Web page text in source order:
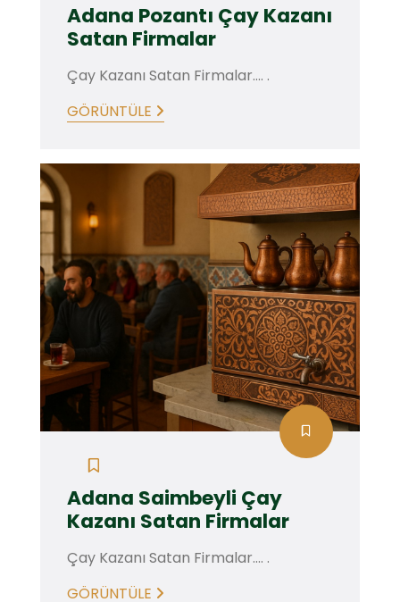
Adana Pozantı Çay Kazanı
Satan Firmalar
Çay Kazanı Satan Firmalar.... .
GÖRÜNTÜLE
Adana Saimbeyli Çay
Kazanı Satan Firmalar
Çay Kazanı Satan Firmalar.... .
GÖRÜNTÜLE